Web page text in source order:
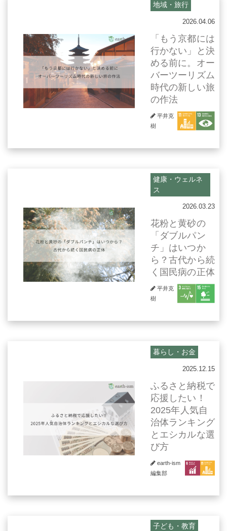
地域・旅行
2026.04.06
「もう京都には
行かない」と決
める前に。オー
バーツーリズム
時代の新しい旅
の作法
平井克
樹
健康・ウェルネ
ス
2026.03.23
花粉と黄砂の
「ダブルパン
チ」はいつか
ら？古代から続
く国民病の正体
平井克
樹
暮らし・お金
2025.12.15
ふるさと納税で
応援したい！
2025年人気自
治体ランキング
とエシカルな選
び方
earth-ism
編集部
子ども・教育